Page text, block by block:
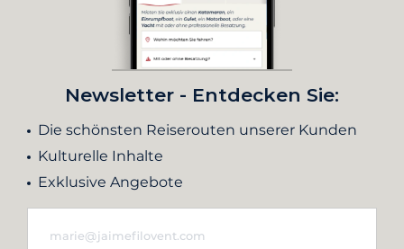
Newsletter - Entdecken Sie:
Die schönsten Reiserouten unserer Kunden
Kulturelle Inhalte
Exklusive Angebote